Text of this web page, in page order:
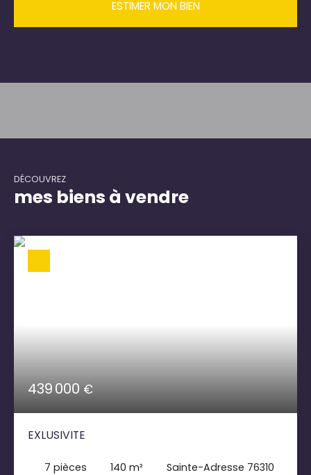
ESTIMER MON BIEN
DÉCOUVREZ
mes biens à vendre
439 000€
EXLUSIVITE
7 pièces 140 m² Sainte-Adresse 76310